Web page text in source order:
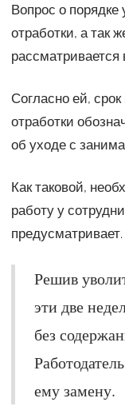
Вопрос о
отработки, а так
Согласно ей,
отработки
об уходе с
Как таковой,
работу у
предусматривает.
Решив
эти две
без
ему замену.